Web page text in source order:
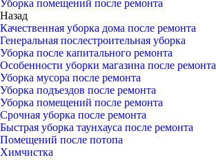
Уборка помещений после ремонта
Назад
Качественная уборка дома после ремонта
Генеральная послестроительная уборка
Уборка после капитального ремонта
Особенности уборки магазина после ремонта
Уборка мусора после ремонта
Уборка подъездов после ремонта
Уборка помещений после ремонта
Срочная уборка после ремонта
Быстрая уборка таунхауса после ремонта
Помещений после потопа
Химчистка